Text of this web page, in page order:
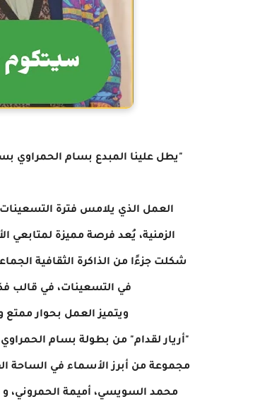
"يطل علينا المبدع بسام الحمراوي
العمل الذي يلامس فترة
الزمنية، يُعد فرصة مميزة لمتابعي
شكلت جزءًا من الذاكرة الثقافية
في التسعينات، في قالب
ويتميز العمل بحوار ممتع
"أريار لقدام" من بطولة بسام
مجموعة من أبرز الأسماء في الساحة
محمد السويسي، أميمة الحمروني،